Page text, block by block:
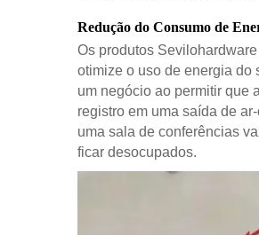
Redução do Consumo de
Os produtos
otimize o uso de energia do
um negócio ao permitir que
registro em uma saída de
uma sala de conferências
ficar desocupados.